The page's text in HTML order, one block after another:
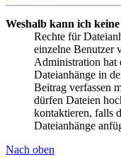
Weshalb kann ich
Rechte für
einzelne Benutzer
Administration hat
Dateianhänge in
Beitrag verfassen
dürfen Dateien
kontaktieren, falls
Dateianhänge
Nach oben